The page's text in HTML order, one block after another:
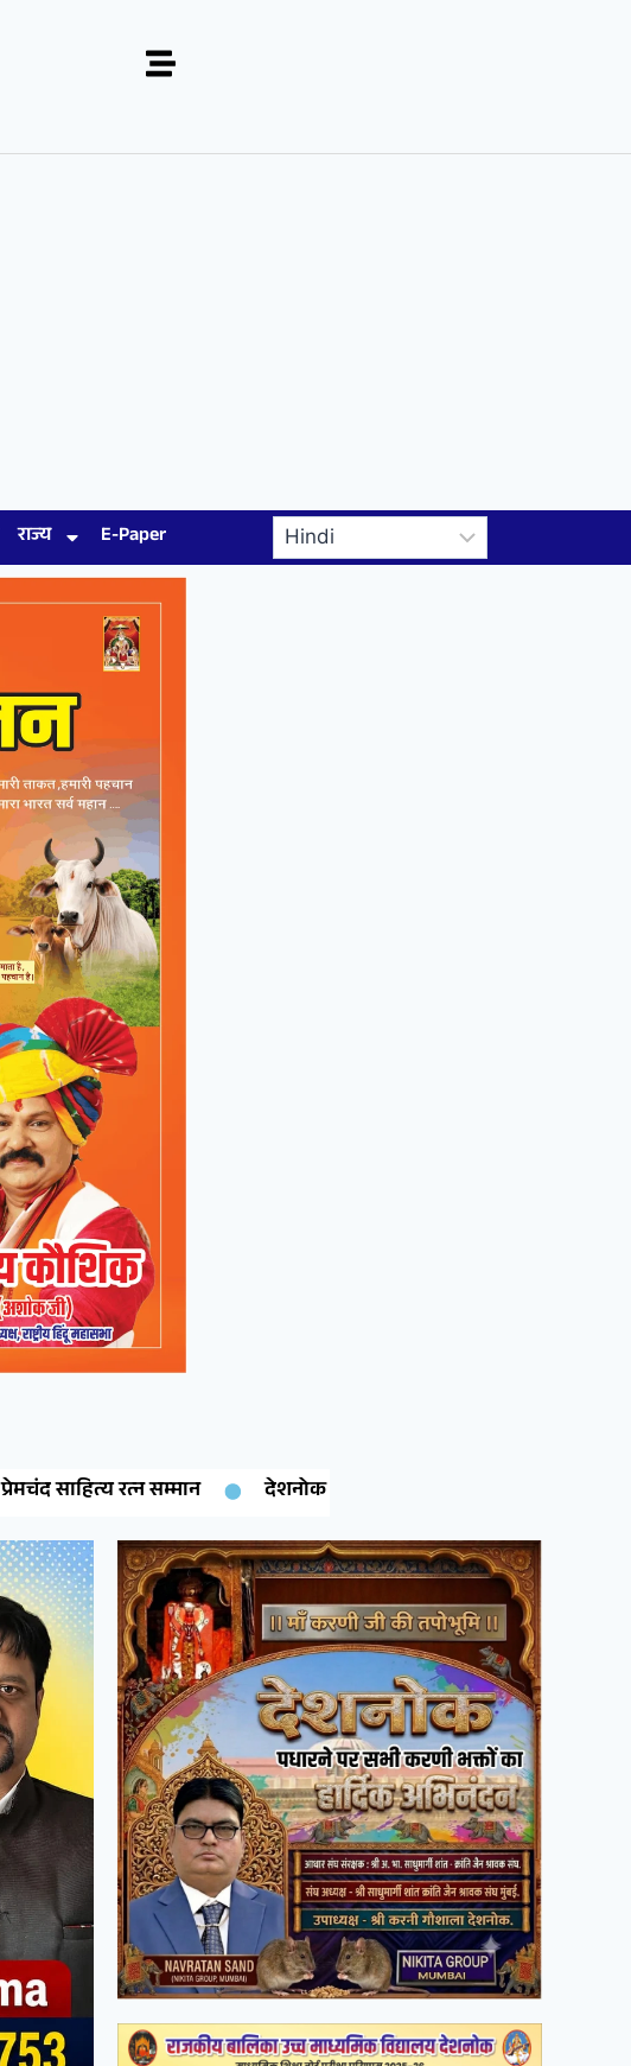
राज्य E-Paper
देशनोक की बेटी गरिमा चारण ने रचा इतिहास: कंप्यूटर साइंस में पीएचडी पूरी